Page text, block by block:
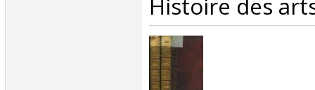
Histoire des